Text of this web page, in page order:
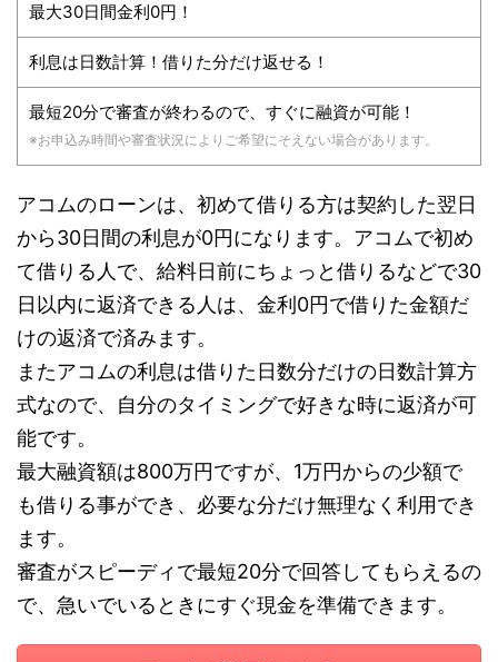
最大30日間金利0円！
利息は日数計算！借りた分だけ返せる！
最短20分で審査が終わるので、すぐに融資が可能！
※お申込み時間や審査状況によりご希望にそえない場合があります。
アコムのローンは、初めて借りる方は契約した翌日
から30日間の利息が0円になります。アコムで初め
て借りる人で、給料日前にちょっと借りるなどで30
日以内に返済できる人は、金利0円で借りた金額だ
けの返済で済みます。
またアコムの利息は借りた日数分だけの日数計算方
式なので、自分のタイミングで好きな時に返済が可
能です。
最大融資額は800万円ですが、1万円からの少額で
も借りる事ができ、必要な分だけ無理なく利用でき
ます。
審査がスピーディで最短20分で回答してもらえるの
で、急いでいるときにすぐ現金を準備できます。